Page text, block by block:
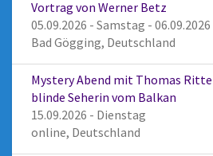
Vortrag von Werner Betz
05.09.2026 - Samstag -
Bad Gögging, Deutschland
Mystery Abend mit Thomas
blinde Seherin vom Balkan
15.09.2026 - Dienstag
online, Deutschland